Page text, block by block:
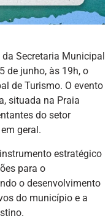
Secretaria Municipal
de junho, às 19h, o
de Turismo. O evento
situada na Praia
do setor
geral.
estratégico
para o
o desenvolvimento
do município e a